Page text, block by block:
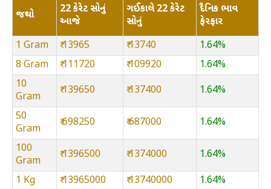
જથ્થો
22 કેરેટ સોનું
આજે
ગઈકાલે 22 કેરેટ
સોનું
દૈનિક ભાવ
ફેરફાર
1 Gram
₹ 13965 ₹ 13740
1.64%
8 Gram
₹ 111720 ₹ 109920
1.64%
10
Gram
₹ 139650 ₹ 137400 1.64%
50
Gram
₹ 698250 ₹ 687000 1.64%
100
Gram
₹ 1396500 ₹ 1374000 1.64%
1 Kg ₹ 13965000 ₹ 13740000
1.64%